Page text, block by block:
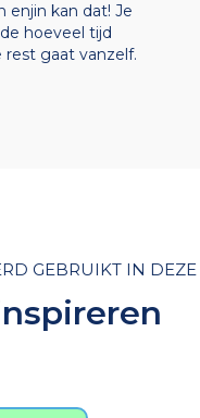
enjin kan dat! Je
hoeveel tijd
gaat vanzelf.
GEBRUIKT IN DEZE